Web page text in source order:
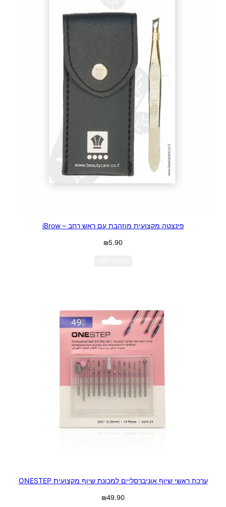
פינצטה מקצועית מוזהבת עם ראש רחב – iBrow
₪5.90
ערכת ראשי שיוף אוניברסליים למכונת שיוף מקצועית ONESTEP
₪49.90